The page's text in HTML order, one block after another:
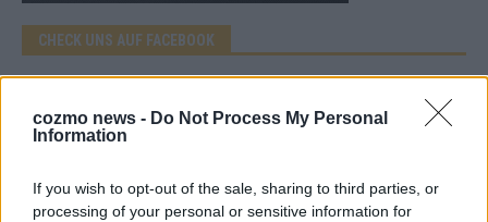
cozmo news - Do Not Process My Personal
Information
If you wish to opt-out of the sale, sharing to third parties, or
processing of your personal or sensitive information for
CHECK UNS AUF FACEBOOK